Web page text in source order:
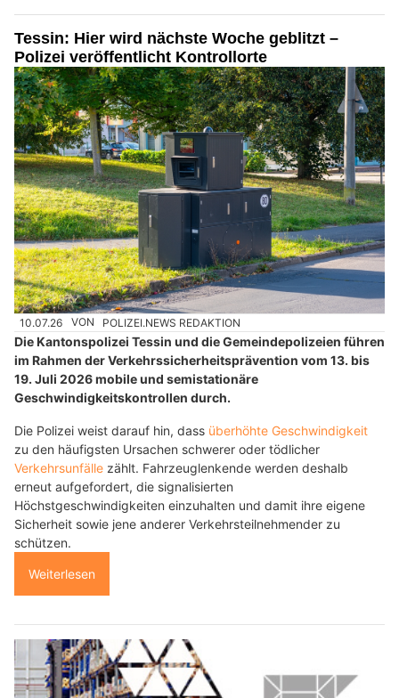
Tessin: Hier wird nächste Woche geblitzt –
Polizei veröffentlicht Kontrollorte
10.07.26 VON POLIZEI.NEWS REDAKTION
Die Kantonspolizei Tessin und die Gemeindepolizeien führen
im Rahmen der Verkehrssicherheitsprävention vom 13. bis
19. Juli 2026 mobile und semistationäre
Geschwindigkeitskontrollen durch.
Die Polizei weist darauf hin, dass überhöhte Geschwindigkeit
zu den häufigsten Ursachen schwerer oder tödlicher
Verkehrsunfälle zählt. Fahrzeuglenkende werden deshalb
erneut aufgefordert, die signalisierten
Höchstgeschwindigkeiten einzuhalten und damit ihre eigene
Sicherheit sowie jene anderer Verkehrsteilnehmender zu
schützen.
Weiterlesen